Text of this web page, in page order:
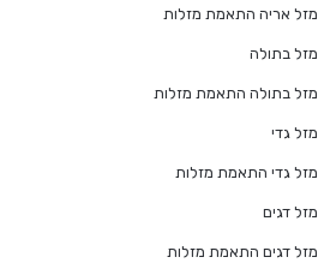
מזל אריה התאמת מזלות
מזל בתולה
מזל בתולה התאמת מזלות
מזל גדי
מזל גדי התאמת מזלות
מזל דגים
מזל דגים התאמת מזלות